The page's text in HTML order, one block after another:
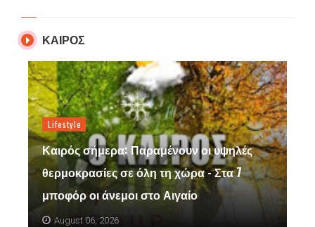
ΚΑΙΡΟΣ
Lifestyle
Καιρός σήμερα: Παραμένουν οι υψηλές
θερμοκρασίες σε όλη τη χώρα - Στα 7
μποφόρ οι άνεμοι στο Αιγαίο
August 06, 2026